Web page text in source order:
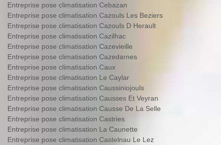
Entreprise pose climatisation Cebazan
Entreprise pose climatisation Cazouls Les Beziers
Entreprise pose climatisation Cazouls D Herault
Entreprise pose climatisation Cazilhac
Entreprise pose climatisation Cazevieille
Entreprise pose climatisation Cazedarnes
Entreprise pose climatisation Caux
Entreprise pose climatisation Le Caylar
Entreprise pose climatisation Caussiniojouls
Entreprise pose climatisation Causses Et Veyran
Entreprise pose climatisation Causse De La Selle
Entreprise pose climatisation Castries
Entreprise pose climatisation La Caunette
Entreprise pose climatisation Castelnau Le Lez